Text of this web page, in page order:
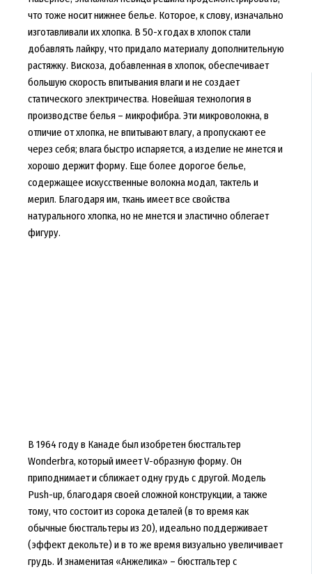
что тоже носит нижнее белье. Которое, к слову, изначально
изготавливали их хлопка. В 50-х годах в хлопок стали
добавлять лайкру, что придало материалу дополнительную
растяжку. Вискоза, добавленная в хлопок, обеспечивает
большую скорость впитывания влаги и не создает
статического электричества. Новейшая технология в
производстве белья – микрофибра. Эти микроволокна, в
отличие от хлопка, не впитывают влагу, а пропускают ее
через себя; влага быстро испаряется, а изделие не мнется и
хорошо держит форму. Еще более дорогое белье,
содержащее искусственные волокна модал, тактель и
мерил. Благодаря им, ткань имеет все свойства
натурального хлопка, но не мнется и эластично облегает
фигуру.
В 1964 году в Канаде был изобретен бюстгальтер
Wonderbra, который имеет V-образную форму. Он
приподнимает и сближает одну грудь с другой. Модель
Push-up, благодаря своей сложной конструкции, а также
тому, что состоит из сорока деталей (в то время как
обычные бюстгальтеры из 20), идеально поддерживает
(эффект декольте) и в то же время визуально увеличивает
грудь. И знаменитая «Анжелика» – бюстгальтер с